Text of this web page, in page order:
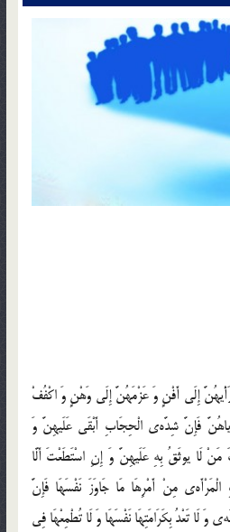
إِلَى أَفْنٍ وَ عَزْمَهُنَّ إِلَى وَهْنٍ وَ اكْفُفْ
فَإِنَّ شِدَّه‌ي الْحِجَابِ أَبْقَى عَلَيهِنَّ وَ
لَا يوثَقُ بِهِ عَلَيهِنَّ وَ إِنِ اسْتَطَعْتَ أَلَّا
مِنْ أَمْرِهَا مَا جَاوَزَ نَفْسَهَا فَإِنَّ
وَ لَا تَعْدُ بِكَرَامَتِهَا نَفْسَهَا وَ لَا تُطْمِعْهَا فِي